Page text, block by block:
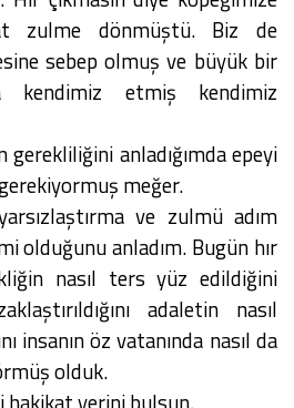
zulme dönmüştü. Biz de
sebep olmuş ve büyük bir
kendimiz etmiş kendimiz
gerekliliğini anladığımda epeyi
meğer.
ve zulmü adım
olduğunu anladım. Bugün hır
nasıl ters yüz edildiğini
adaletin nasıl
insanın öz vatanında nasıl da
olduk.